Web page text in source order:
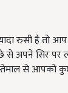
रुसी है तो
से अपने सिर
से आपको